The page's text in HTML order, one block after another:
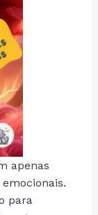
apenas
para